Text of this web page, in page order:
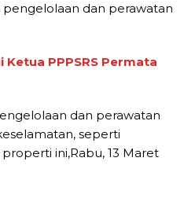
pengelolaan dan perawatan
PPPSRS Permata
dan perawatan
seperti
ini,Rabu, 13 Maret